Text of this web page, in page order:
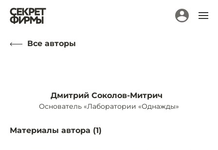
Все авторы
Дмитрий Соколов-Митрич
Основатель «Лаборатории «Однажды»
Материалы автора (1)